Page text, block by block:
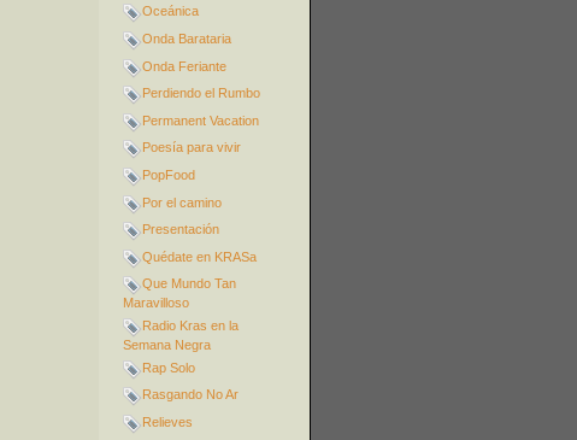
Oceánica
Onda Barataria
Onda Feriante
Perdiendo el Rumbo
Permanent Vacation
Poesía para vivir
PopFood
Por el camino
Presentación
Quédate en KRASa
Que Mundo Tan
Maravilloso
Radio Kras en la
Semana Negra
Rap Solo
Rasgando No Ar
Relieves